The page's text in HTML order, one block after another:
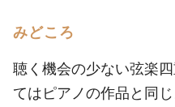
みどころ
聴く機会の少ない弦楽
てはピアノの作品と同